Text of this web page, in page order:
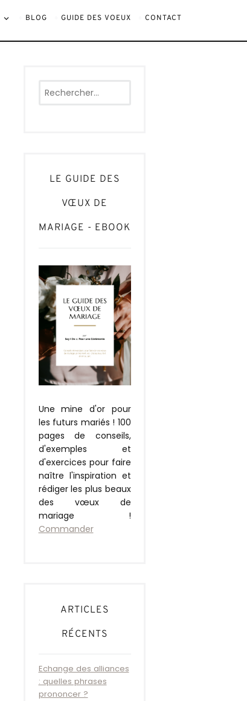
BLOG GUIDE DES VOEUX CONTACT
LE GUIDE DES
VŒUX DE
MARIAGE - EBOOK
Une mine d'or pour
les futurs mariés ! 100
pages de conseils,
d'exemples et
d'exercices pour faire
naître l'inspiration et
rédiger les plus beaux
des vœux de
mariage !
Commander
ARTICLES
RÉCENTS
Echange des alliances
: quelles phrases
prononcer ?